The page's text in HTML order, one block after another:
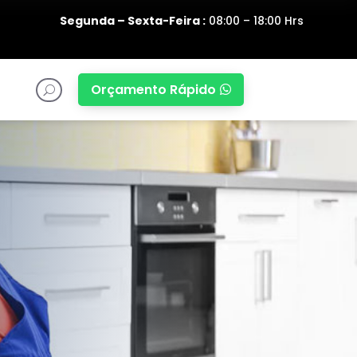
Segunda – Sexta-Feira :08:00 – 18:00 Hrs
U Orçamento Rápido 